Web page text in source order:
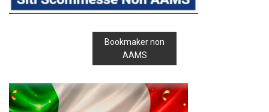
Bookmaker non
AAMS